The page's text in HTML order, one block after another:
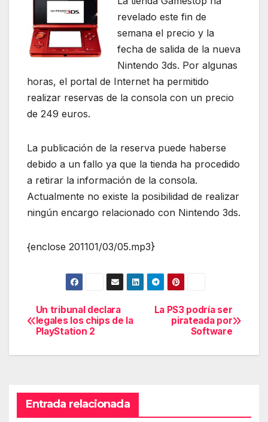
revelado este fin de
semana el precio y la
fecha de salida de la nueva
Nintendo 3ds. Por algunas
horas, el portal de Internet ha permitido
realizar reservas de la consola con un precio
de 249 euros.
La publicación de la reserva puede haberse
debido a un fallo ya que la tienda ha procedido
a retirar la información de la consola.
Actualmente no existe la posibilidad de realizar
ningún encargo relacionado con Nintendo 3ds.
{enclose 201101/03/05.mp3}
Navegación
de
La PS3 podría ser
pirateada por
Software
Un tribunal declara
legales los chips de la
PlayStation 2
Entrada relacionada